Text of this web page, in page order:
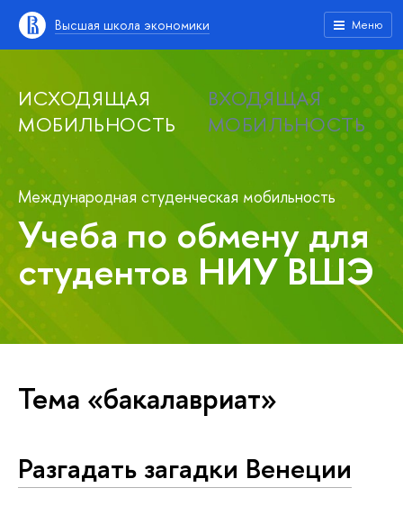
Высшая школа экономики Меню
ИСХОДЯЩАЯ
МОБИЛЬНОСТЬ
ВХОДЯЩАЯ
МОБИЛЬНОСТЬ
Международная студенческая мобильность
Учеба по обмену для
студентов НИУ ВШЭ
Тема «бакалавриат»
Разгадать загадки Венеции